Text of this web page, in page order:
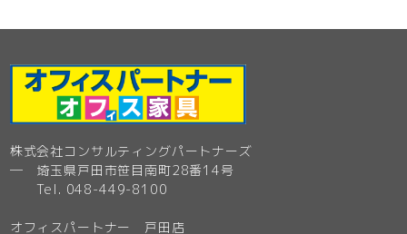
株式会社コンサルティングパートナーズ
─ 埼玉県戸田市笹目南町28番14号
Tel. 048-449-8100
オフィスパートナー 戸田店